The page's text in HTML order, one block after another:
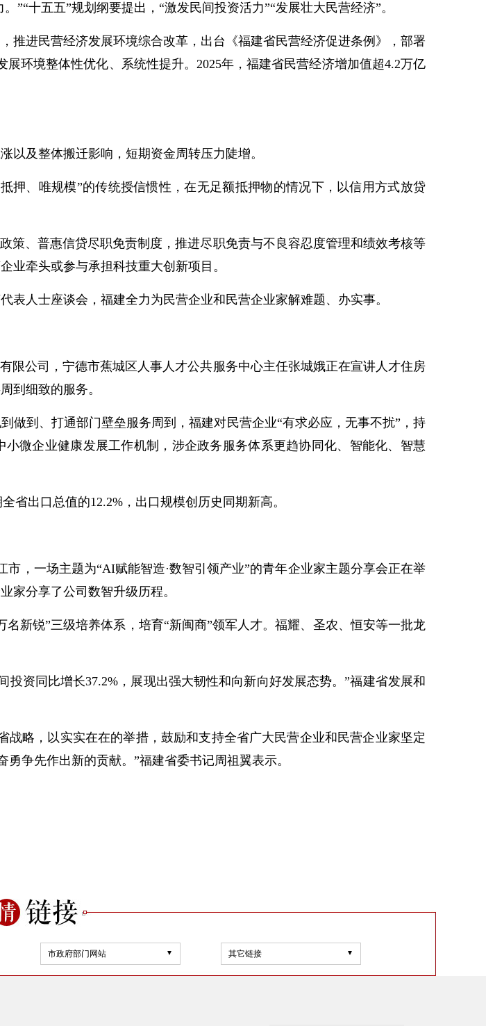
”“十五五”规划纲要提出，“激发民间投资活力”“发展壮大民营经济”。
进民营经济发展环境综合改革，出台《福建省民营经济促进条例》，部署
环境整体性优化、系统性提升。2025年，福建省民营经济增加值超4.2万亿
及整体搬迁影响，短期资金周转压力陡增。
、唯规模”的传统授信惯性，在无足额抵押物的情况下，以信用方式放贷
、普惠信贷尽职免责制度，推进尽职免责与不良容忍度管理和绩效考核等
业牵头或参与承担科技重大创新项目。
人士座谈会，福建全力为民营企业和民营企业家解难题、办实事。
公司，宁德市蕉城区人事人才公共服务中心主任张城娥正在宣讲人才住房
到细致的服务。
到、打通部门壁垒服务周到，福建对民营企业“有求必应，无事不扰”，持
微企业健康发展工作机制，涉企政务服务体系更趋协同化、智能化、智慧
出口总值的12.2%，出口规模创历史同期新高。
，一场主题为“AI赋能智造·数智引领产业”的青年企业家主题分享会正在举
家分享了公司数智升级历程。
锐”三级培养体系，培育“新闽商”领军人才。福耀、圣农、恒安等一批龙
资同比增长37.2%，展现出强大韧性和向新向好发展态势。”福建省发展和
略，以实实在在的举措，鼓励和支持全省广大民营企业和民营企业家坚定
争先作出新的贡献。”福建省委书记周祖翼表示。
市政府部门网站 其它链接